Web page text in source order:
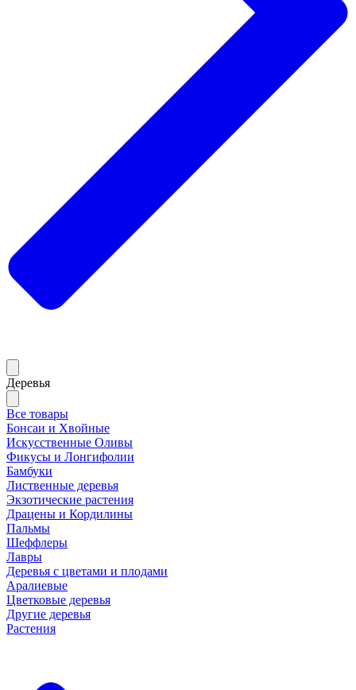
Деревья
Все товары
Бонсаи и Хвойные
Искусственные Оливы
Фикусы и Лонгифолии
Бамбуки
Лиственные деревья
Экзотические растения
Драцены и Кордилины
Пальмы
Шеффлеры
Лавры
Деревья с цветами и плодами
Аралиевые
Цветковые деревья
Другие деревья
Растения